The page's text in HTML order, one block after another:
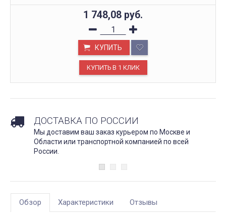
1 748,08 руб.
КУПИТЬ
ДОСТАВКА ПО РОССИИ
Мы доставим ваш заказ курьером по Москве и
Области или транспортной компанией по всей
России.
Обзор Характеристики Отзывы